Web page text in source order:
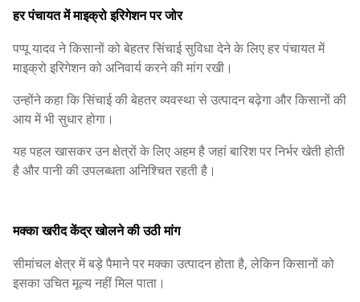
हर पंचायत में माइक्रो इरिगेशन पर जोर
पप्पू यादव ने किसानों को बेहतर सिंचाई सुविधा देने के लिए हर पंचायत में
माइक्रो इरिगेशन को अनिवार्य करने की मांग रखी।
उन्होंने कहा कि सिंचाई की बेहतर व्यवस्था से उत्पादन बढ़ेगा और किसानों की
आय में भी सुधार होगा।
यह पहल खासकर उन क्षेत्रों के लिए अहम है जहां बारिश पर निर्भर खेती होती
है और पानी की उपलब्धता अनिश्चित रहती है।
मक्का खरीद केंद्र खोलने की उठी मांग
सीमांचल क्षेत्र में बड़े पैमाने पर मक्का उत्पादन होता है, लेकिन किसानों को
इसका उचित मूल्य नहीं मिल पाता।